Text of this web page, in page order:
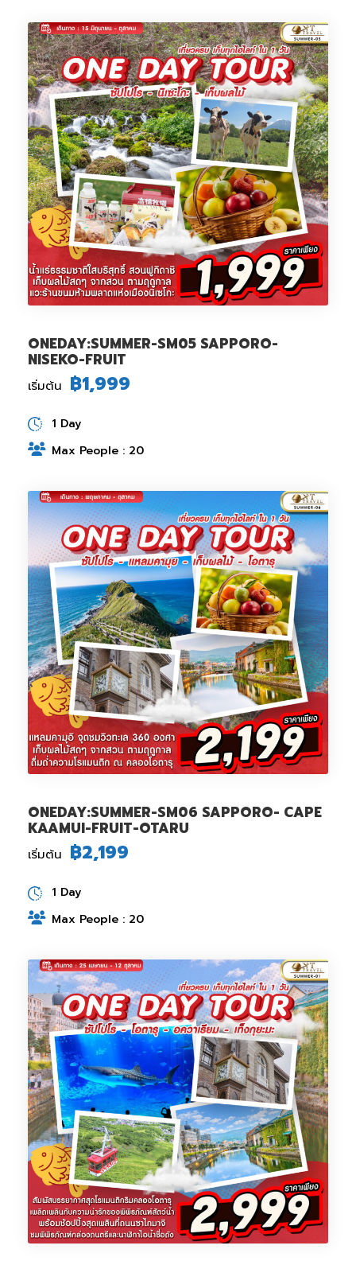
ONEDAY:SUMMER-SM05 SAPPORO-
NISEKO-FRUIT
เริ่มต้น ฿1,999
1 Day
Max People : 20
ONEDAY:SUMMER-SM06 SAPPORO- CAPE
KAAMUI-FRUIT-OTARU
เริ่มต้น ฿2,199
1 Day
Max People : 20